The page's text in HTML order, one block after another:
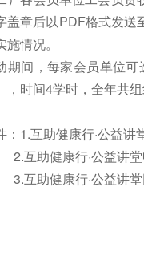
盖章后以PDF格式发送
施情况。
期间，每家会员单位
，时间4学时，全年共组
： 1.互助健康行·公益讲
2.互助健康行·公益讲
3.互助健康行·公益讲